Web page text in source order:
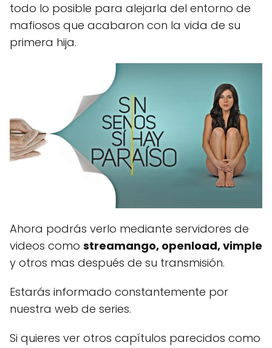
todo lo posible para alejarla del entorno de
mafiosos que acabaron con la vida de su
primera hija.
Ahora podrás verlo mediante servidores de
videos como streamango, openload, vimple
y otros mas después de su transmisión.
Estarás informado constantemente por
nuestra web de series.
Si quieres ver otros capítulos parecidos como